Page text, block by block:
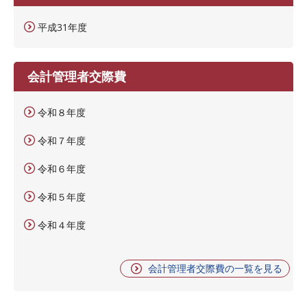
平成31年度
会計管理者交際費
令和８年度
令和７年度
令和６年度
令和５年度
令和４年度
会計管理者交際費の一覧を見る